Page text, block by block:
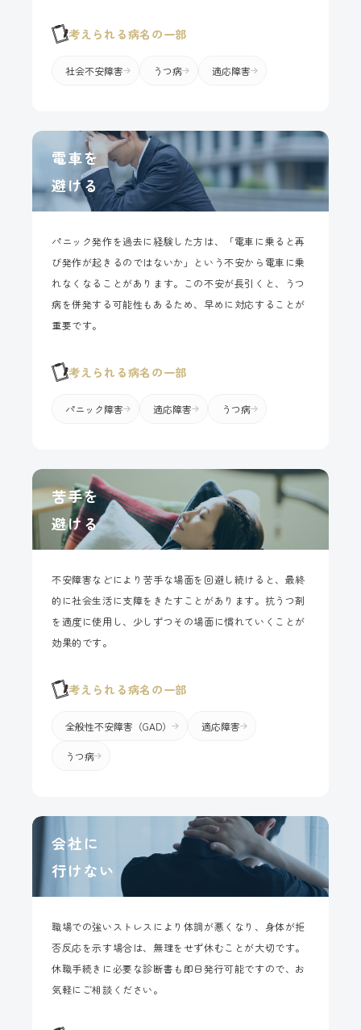
考えられる病名の一部
社会不安障害 うつ病 適応障害
パニック発作を過去に経験した方は、「電車に乗ると再
び発作が起きるのではないか」という不安から電車に乗
れなくなることがあります。この不安が長引くと、うつ
病を併発する可能性もあるため、早めに対応することが
重要です。
考えられる病名の一部
パニック障害 適応障害 うつ病
電車を
避ける
不安障害などにより苦手な場面を回避し続けると、最終
的に社会生活に支障をきたすことがあります。抗うつ剤
を適度に使用し、少しずつその場面に慣れていくことが
効果的です。
考えられる病名の一部
全般性不安障害（GAD） 適応障害
うつ病
苦手を
避ける
職場での強いストレスにより体調が悪くなり、身体が拒
否反応を示す場合は、無理をせず休むことが大切です。
休職手続きに必要な診断書も即日発行可能ですので、お
気軽にご相談ください。
会社に
行けない